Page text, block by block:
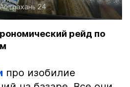
Астрахань 24
рейд по
про изобилие